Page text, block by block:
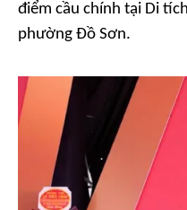
điểm cầu chính tại Di
phường Đồ Sơn.